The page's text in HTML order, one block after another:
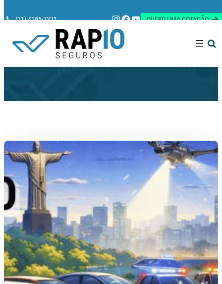
(11) 4105-7331 Instagram
Facebook
Youtube
QUERO UMA COTAÇÃO
Categoria:Seguro Auto